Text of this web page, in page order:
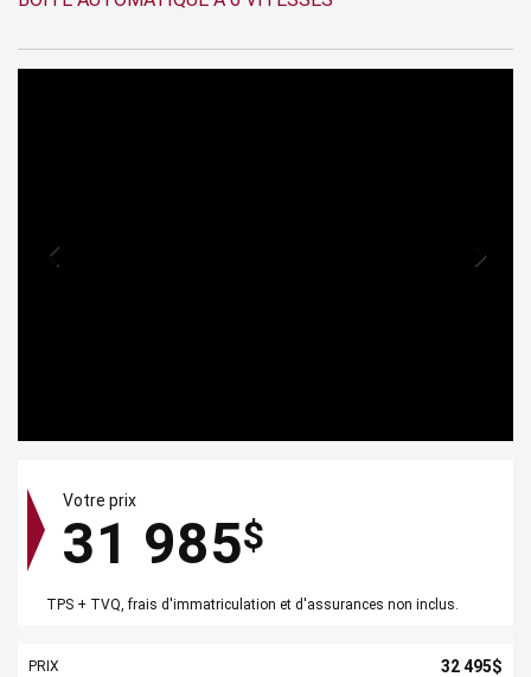
Votre prix
31 985$
TPS + TVQ, frais d'immatriculation et d'assurances non inclus.
PRIX 32 495$